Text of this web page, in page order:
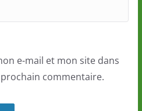
e-mail et mon site dans
commentaire.